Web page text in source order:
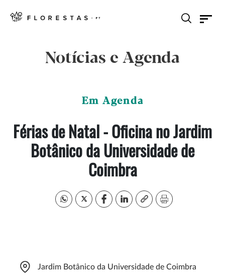
Notícias e Agenda
Em Agenda
Férias de Natal - Oficina no Jardim
Botânico da Universidade de
Coimbra
Jardim Botânico da Universidade de Coimbra